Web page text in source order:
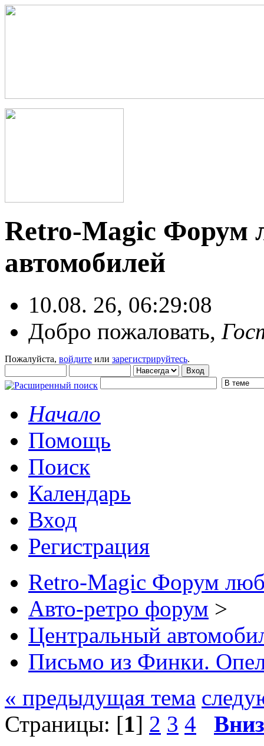
Retro-Magic Форум
автомобилей
10.08. 26, 06:29:08
Добро пожаловать,
Пожалуйста, войдите или зарегистрируйтесь.
Начало
Помощь
Поиск
Календарь
Вход
Регистрация
Retro-Magic Форум
Авто-ретро форум >
Центральный
Письмо из Финки.
« предыдущая тема
Страницы: [1] 2 3 4
Вниз